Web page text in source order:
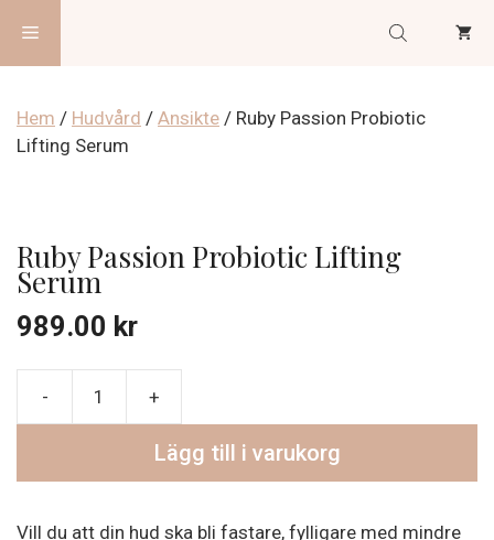
innehåll
Meny
Hem / Hudvård / Ansikte / Ruby Passion Probiotic
Lifting Serum
Ruby Passion Probiotic Lifting
Serum
989.00 kr
Probiotic
Lägg till i varukorg
Vill du att din hud ska bli fastare, fylligare med mindre